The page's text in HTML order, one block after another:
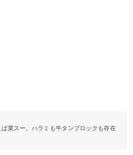
ば業スー、ハラミも牛タンブロックも存在